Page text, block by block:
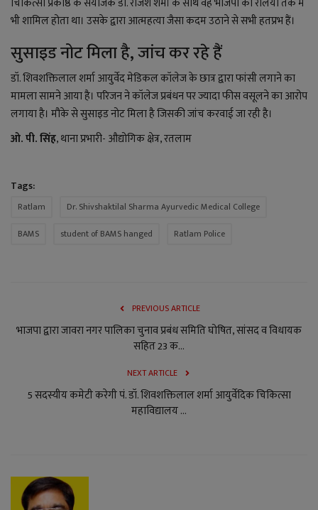
भी शामिल होता था। उसके द्वारा आत्महत्या जैसा कदम उठाने से सभी हतप्रभ हैं।
सुसाइड नोट मिला है, जांच कर रहे हैं
डॉ. शिवशक्तिलाल शर्मा आयुर्वेद मेडिकल कॉलेज के छात्र द्वारा फांसी लगाने का
मामला सामने आया है। परिजन ने कॉलेज प्रबंधन पर ज्यादा फीस वसूलने का आरोप
लगाया है। मौके से सुसाइड नोट मिला है जिसकी जांच करवाई जा रही है।
ओ. पी. सिंह, थाना प्रभारी- औद्योगिक क्षेत्र, रतलाम
Tags:
Ratlam
Dr. Shivshaktilal Sharma Ayurvedic Medical College
BAMS
student of BAMS hanged Ratlam Police
PREVIOUS ARTICLE
भाजपा द्वारा जावरा नगर पालिका चुनाव प्रबंध समिति घोषित, सांसद व विधायक
सहित 23 क...
NEXT ARTICLE
5 सदस्यीय कमेटी करेगी पं. डॉ. शिवशक्तिलाल शर्मा आयुर्वेदिक चिकित्सा
महाविद्यालय ...